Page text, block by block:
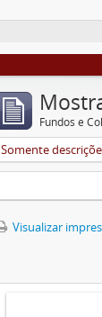
Fundos e
Somente
Visualizar